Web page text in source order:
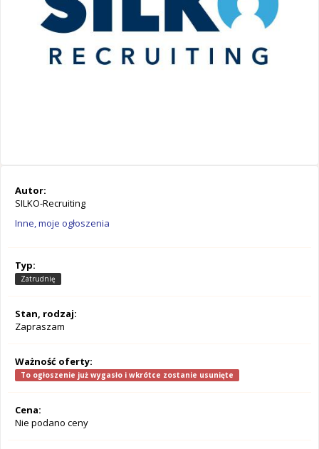
Autor:
SILKO-Recruiting
Inne, moje ogłoszenia
Typ:
Zatrudnię
Stan, rodzaj:
Zapraszam
Ważność oferty:
To ogłoszenie już wygasło i wkrótce zostanie usunięte
Cena:
Nie podano ceny